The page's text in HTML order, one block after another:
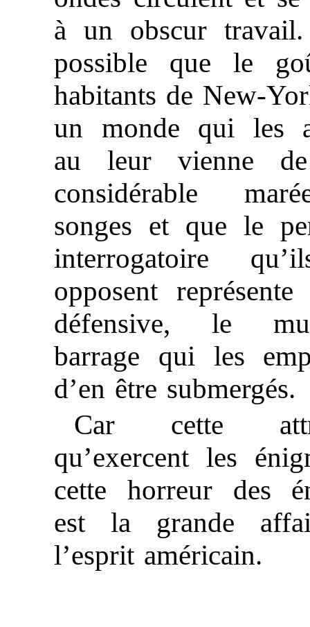
à un obscur
possible que le
habitants de New-
un monde qui les
au leur vienne
considérable
songes et que le
interrogatoire
opposent représente
défensive, le
barrage qui les
d’en être submergés.
Car cette
qu’exercent les
cette horreur des
est la grande
l’esprit américain.